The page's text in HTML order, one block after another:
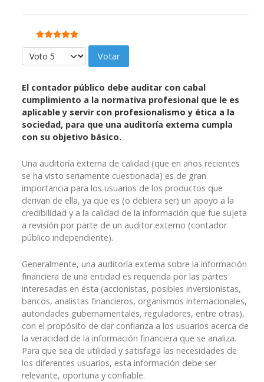
Ratio:5/5
Por favor, vote
El contador público debe auditar con cabal
cumplimiento a la normativa profesional que le es
aplicable y servir con profesionalismo y ética a la
sociedad, para que una auditoría externa cumpla
con su objetivo básico.
Una auditoría externa de calidad (que en años recientes
se ha visto seriamente cuestionada) es de gran
importancia para los usuarios de los productos que
derivan de ella, ya que es (o debiera ser) un apoyo a la
credibilidad y a la calidad de la información que fue sujeta
a revisión por parte de un auditor externo (contador
público independiente).
Generalmente, una auditoría externa sobre la información
financiera de una entidad es requerida por las partes
interesadas en ésta (accionistas, posibles inversionistas,
bancos, analistas financieros, organismos internacionales,
autoridades gubernamentales, reguladores, entre otras),
con el propósito de dar confianza a los usuarios acerca de
la veracidad de la información financiera que se analiza.
Para que sea de utilidad y satisfaga las necesidades de
los diferentes usuarios, esta información debe ser
relevante, oportuna y confiable.